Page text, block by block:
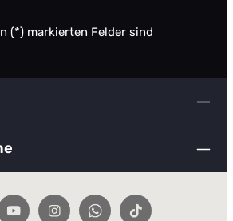
(*) markierten Felder sind